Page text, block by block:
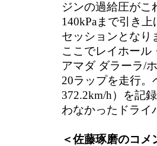
ジンの過給圧がこ
140kPaまで引き
セッションとなり
ここでレイホール
アマダ ダラーラ/
20ラップを走行。
372.2km/h）を記
わなかったドライ
＜佐藤琢磨のコメ